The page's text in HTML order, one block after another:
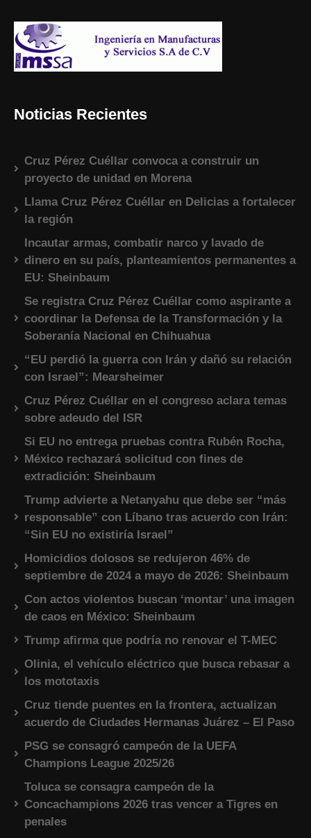
Noticias Recientes
Cruz Pérez Cuéllar convoca a construir un
proyecto de unidad en Morena
Llama Cruz Pérez Cuéllar en Delicias a fortalecer
la región
Incautar armas, combatir narco y lavado de
dinero en su país, planteamientos permanentes a
EU: Sheinbaum
Se registra Cruz Pérez Cuéllar como aspirante a
coordinar la Defensa de la Transformación y la
Soberanía Nacional en Chihuahua
“EU perdió la guerra con Irán y dañó su relación
con Israel”: Mearsheimer
Cruz Pérez Cuéllar en el congreso aclara temas
sobre adeudo del ISR
Si EU no entrega pruebas contra Rubén Rocha,
México rechazará solicitud con fines de
extradición: Sheinbaum
Trump advierte a Netanyahu que debe ser “más
responsable” con Líbano tras acuerdo con Irán:
“Sin EU no existiría Israel”
Homicidios dolosos se redujeron 46% de
septiembre de 2024 a mayo de 2026: Sheinbaum
Con actos violentos buscan ‘montar’ una imagen
de caos en México: Sheinbaum
Trump afirma que podría no renovar el T-MEC
Olinia, el vehículo eléctrico que busca rebasar a
los mototaxis
Cruz tiende puentes en la frontera, actualizan
acuerdo de Ciudades Hermanas Juárez – El Paso
PSG se consagró campeón de la UEFA
Champions League 2025/26
Toluca se consagra campeón de la
Concachampions 2026 tras vencer a Tigres en
penales